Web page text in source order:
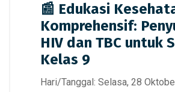
📰 Edukasi
Komprehensif:
HIV dan TBC untuk
Kelas 9
Hari/Tanggal: Selasa, 28